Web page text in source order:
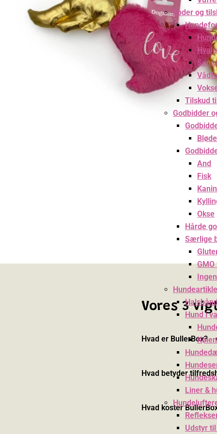
Foder og
Tilskud
Godbidder
And
Fisk
Kanin
Okse
Hårde
Særlige
Hund i
Liner &
Udstyr
Vores 3
Hvad er BullerBox?
Hvad betyder
Hvad koster